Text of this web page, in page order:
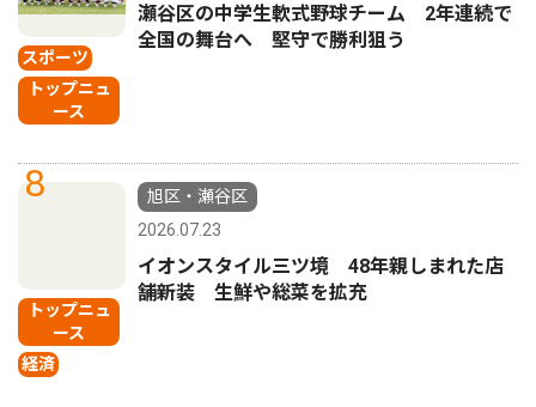
スポーツ
トップニュ
ース
瀬谷区の中学生軟式野球チーム 2年連続で
全国の舞台へ 堅守で勝利狙う
8
トップニュ
ース
経済
旭区・瀬谷区
2026.07.23
イオンスタイル三ツ境 48年親しまれた店
舗新装 生鮮や総菜を拡充